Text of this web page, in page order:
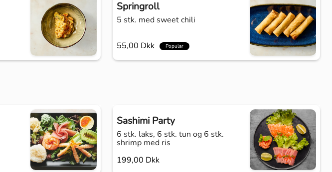
Springroll
5 stk. med sweet chili
55,00 Dkk Popular
Sashimi Party
6 stk. laks, 6 stk. tun og 6 stk.
shrimp med ris
199,00 Dkk